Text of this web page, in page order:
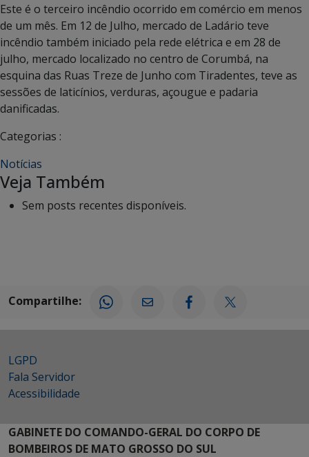
Este é o terceiro incêndio ocorrido em comércio em menos
de um mês. Em 12 de Julho, mercado de Ladário teve
incêndio também iniciado pela rede elétrica e em 28 de
julho, mercado localizado no centro de Corumbá, na
esquina das Ruas Treze de Junho com Tiradentes, teve as
sessões de laticínios, verduras, açougue e padaria
danificadas.
Categorias :
Notícias
Veja Também
Sem posts recentes disponíveis.
Compartilhe:
LGPD
Fala Servidor
Acessibilidade
GABINETE DO COMANDO-GERAL DO CORPO DE
BOMBEIROS DE MATO GROSSO DO SUL